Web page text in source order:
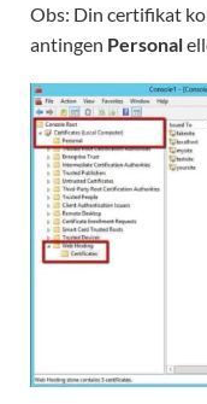
Obs: Din certifikat
antingen Personal